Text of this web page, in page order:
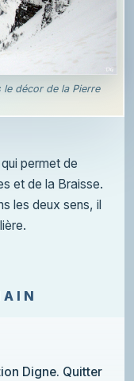
le décor de la Pierre
permet de
et de la Braisse.
les deux sens, il
Digne. Quitter